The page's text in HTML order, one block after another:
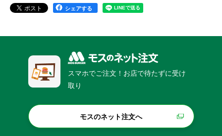
シェアする
スマホでご注文！お店で待たずに受け
取り
モスのネット注文へ